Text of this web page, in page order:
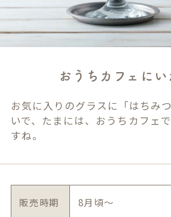
おうちカフェにい
お気に入りのグラスに「はちみ
いで、たまには、おうちカフェ
すね。
販売時期 8月頃～